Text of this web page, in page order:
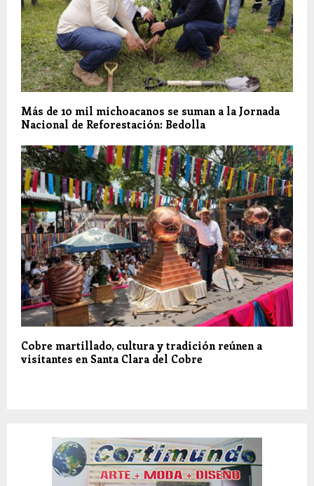
Más de 10 mil michoacanos se suman a la Jornada
Nacional de Reforestación: Bedolla
Cobre martillado, cultura y tradición reúnen a
visitantes en Santa Clara del Cobre